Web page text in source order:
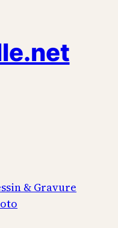
& Gravure